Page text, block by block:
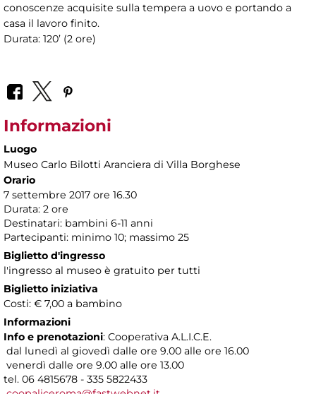
conoscenze acquisite sulla tempera a uovo e portando a
casa il lavoro finito.
Durata: 120’ (2 ore)
Informazioni
Luogo
Museo Carlo Bilotti Aranciera di Villa Borghese
Orario
7 settembre 2017 ore 16.30
Durata: 2 ore
Destinatari: bambini 6-11 anni
Partecipanti: minimo 10; massimo 25
Biglietto d'ingresso
l'ingresso al museo è gratuito per tutti
Biglietto iniziativa
Costi: € 7,00 a bambino
Informazioni
Info e prenotazioni: Cooperativa A.L.I.C.E.
dal lunedì al giovedì dalle ore 9.00 alle ore 16.00
venerdì dalle ore 9.00 alle ore 13.00
tel. 06 4815678 - 335 5822433